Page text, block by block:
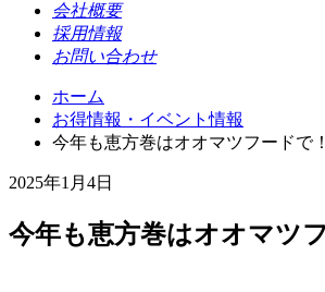
会社概要
採用情報
お問い合わせ
ホーム
お得情報・イベント情報
今年も恵方巻はオオマツフードで！
2025年1月4日
今年も恵方巻はオオマツ